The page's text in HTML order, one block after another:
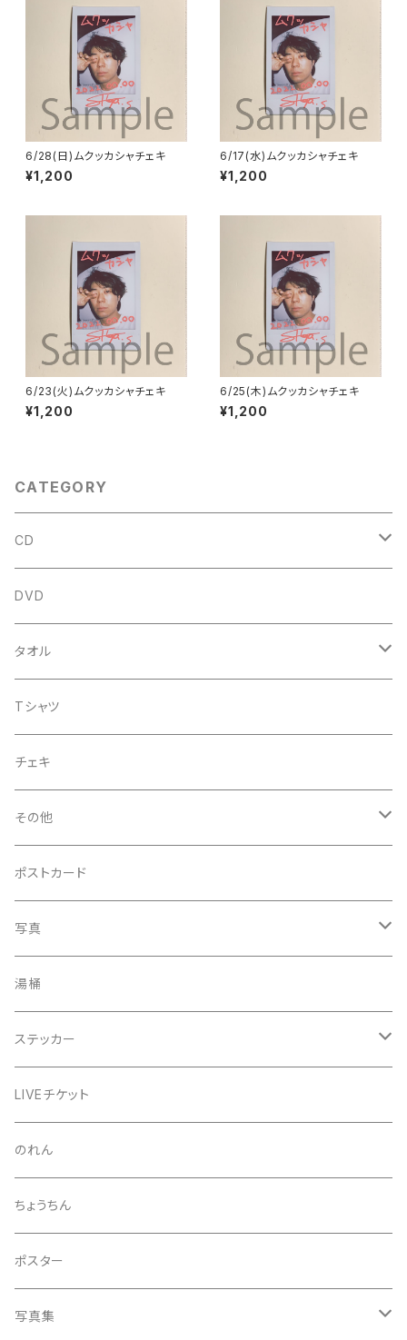
6/28(日)ムクッカシャチェキ
¥1,200
6/17(水)ムクッカシャチェキ
¥1,200
6/23(火)ムクッカシャチェキ
¥1,200
6/25(木)ムクッカシャチェキ
¥1,200
CATEGORY
CD
アルバム
企画CD
シングル
DVD
タオル
菅沼温泉タオル
菅沼エアーかおる
菅沼温泉ハンカチタオル
手ぬぐい
Tシャツ
チェキ
その他
コースター
うちわ
きんちゃく
マッチ
くつ下
お礼ボイス
アクリルスタンド
灰皿
ポストカード
写真
24節気少年
芒種風景
夏至風景
生写真
プロマイド（マルベル堂）
湯桶
ステッカー
24節気少年
毅然湯
スガヌマンチョコシール
A HARD DAY'S NIGHT
with the suganuma's
LIVEチケット
のれん
ちょうちん
ポスター
写真集